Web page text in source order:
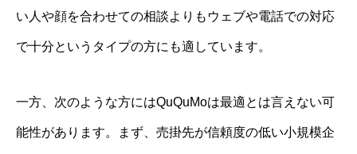
い人や顔を合わせての相談よりもウェブや電話での対応
で十分というタイプの方にも適しています。
一方、次のような方にはQuQuMoは最適とは言えない可
能性があります。まず、売掛先が信頼度の低い小規模企